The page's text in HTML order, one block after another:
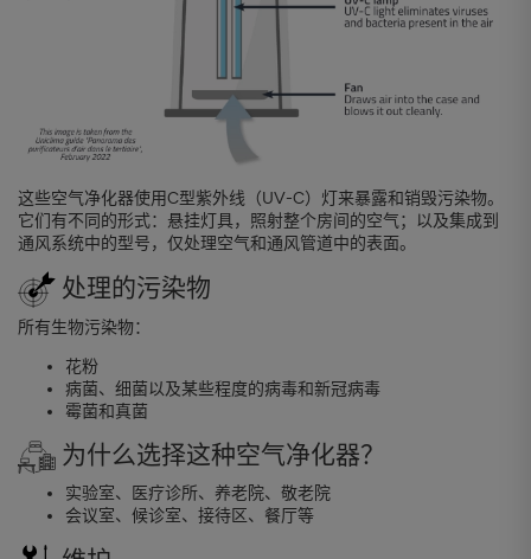
这些空气净化器使用C型紫外线（UV-C）灯来暴露和销毁污染物。
它们有不同的形式：悬挂灯具，照射整个房间的空气；以及集成到
通风系统中的型号，仅处理空气和通风管道中的表面。
处理的污染物
所有生物污染物：
花粉
病菌、细菌以及某些程度的病毒和新冠病毒
霉菌和真菌
为什么选择这种空气净化器？
实验室、医疗诊所、养老院、敬老院
会议室、候诊室、接待区、餐厅等